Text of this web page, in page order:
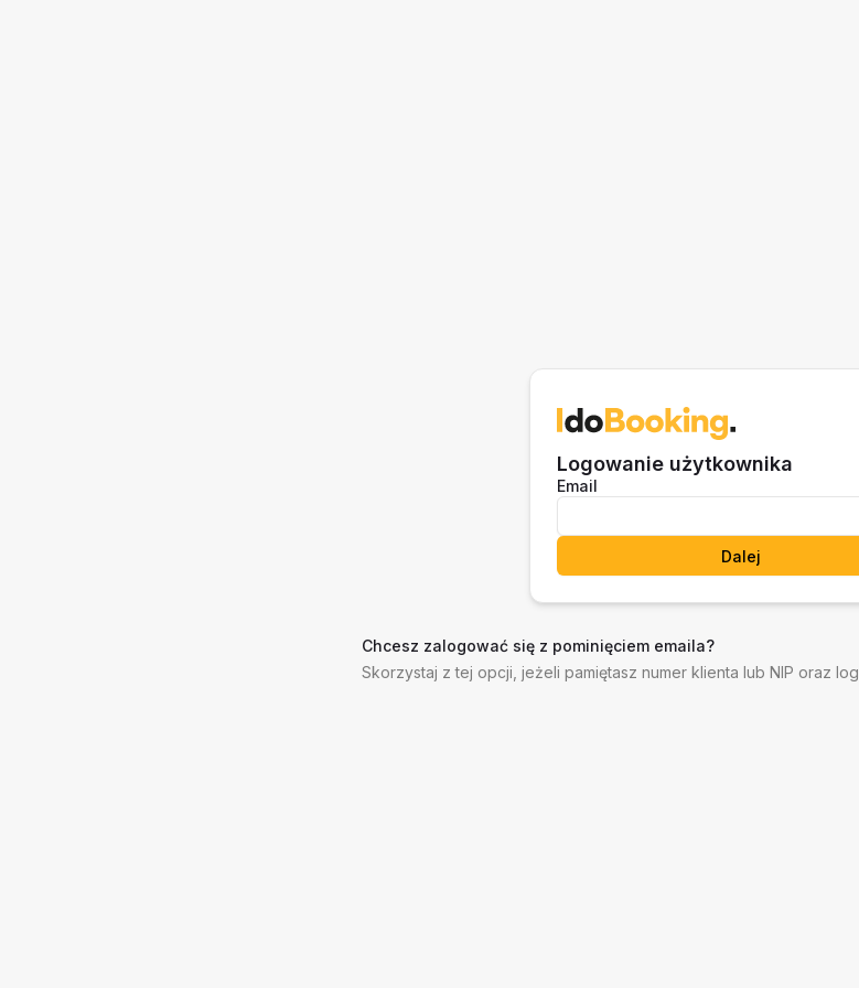
Logowanie użytkownika
Email
Dalej
Chcesz zalogować się z pominięciem emaila?
Skorzystaj z tej opcji, jeżeli pamiętasz numer klienta lub NIP oraz